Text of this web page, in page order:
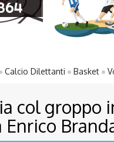
Calcio Dilettanti Basket
col groppo
Enrico